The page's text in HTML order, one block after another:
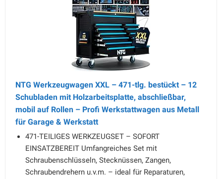
NTG Werkzeugwagen XXL – 471-tlg. bestückt – 12
Schubladen mit Holzarbeitsplatte, abschließbar,
mobil auf Rollen – Profi Werkstattwagen aus Metall
für Garage & Werkstatt
471-TEILIGES WERKZEUGSET – SOFORT
EINSATZBEREIT Umfangreiches Set mit
Schraubenschlüsseln, Stecknüssen, Zangen,
Schraubendrehern u.v.m. – ideal für Reparaturen,